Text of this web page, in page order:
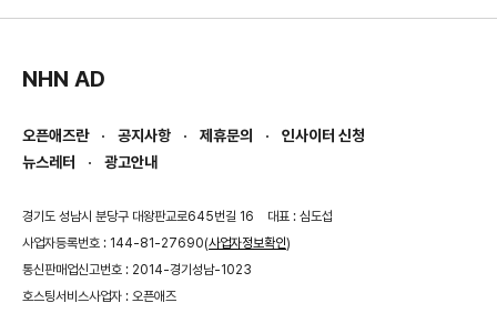
NHN AD
오픈애즈란 공지사항 제휴문의
인사이터 신청
뉴스레터
광고안내
경기도 성남시 분당구 대왕판교로645번길 16
대표 : 심도섭
사업자등록번호 : 144-81-27690(사업자정보확인)
통신판매업신고번호 : 2014-경기성남-1023
호스팅서비스사업자 : 오픈애즈